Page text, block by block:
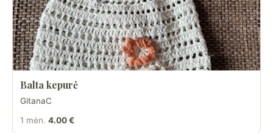
Balta kepurė
GitanaC
1 mėn. 4.00 €